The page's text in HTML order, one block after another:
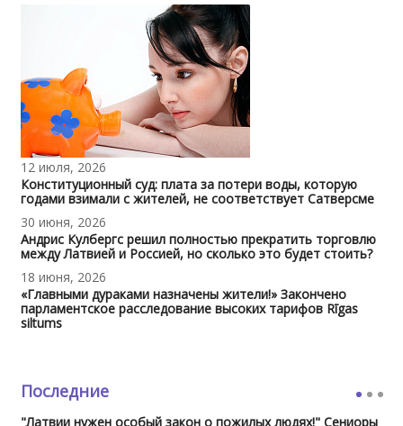
12 июля, 2026
Конституционный суд: плата за потери воды, которую
годами взимали с жителей, не соответствует Сатверсме
30 июня, 2026
Андрис Кулбергс решил полностью прекратить торговлю
между Латвией и Россией, но сколько это будет стоить?
18 июня, 2026
«Главными дураками назначены жители!» Закончено
парламентское расследование высоких тарифов Rīgas
siltums
Последние
"Латвии нужен особый закон о пожилых людях!" Сениоры